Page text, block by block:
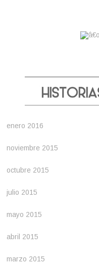
enero 2016
noviembre 2015
octubre 2015
julio 2015
mayo 2015
abril 2015
marzo 2015